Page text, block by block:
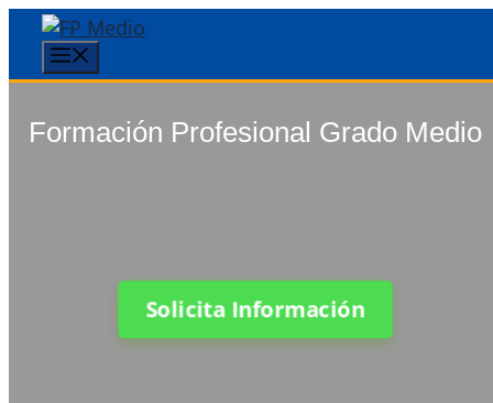
Saltar
contenido
Formación Profesional Grado Medio
Solicita Información